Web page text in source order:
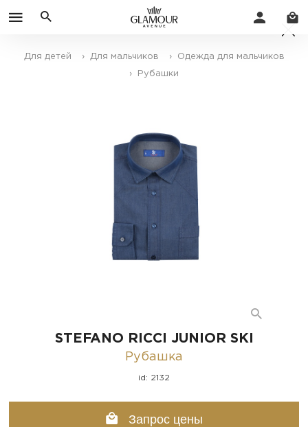
Для детей › Для мальчиков › Одежда для мальчиков
› Рубашки
STEFANO RICCI JUNIOR SKI
Рубашка
id: 2132
Запрос цены